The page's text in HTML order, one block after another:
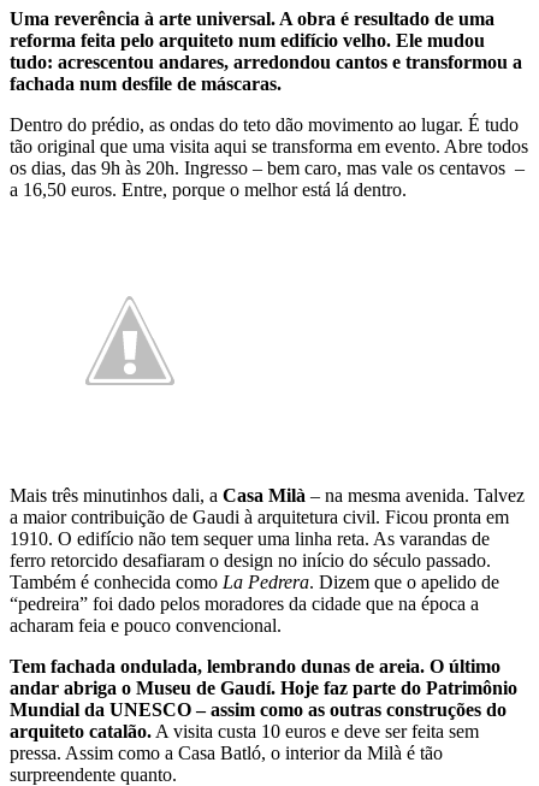
Uma reverência à arte universal. A obra é resultado de uma
reforma feita pelo arquiteto num edifício velho. Ele mudou
tudo: acrescentou andares, arredondou cantos e transformou a
fachada num desfile de máscaras.
Dentro do prédio, as ondas do teto dão movimento ao lugar. É tudo
tão original que uma visita aqui se transforma em evento. Abre todos
os dias, das 9h às 20h. Ingresso – bem caro, mas vale os centavos –
a 16,50 euros. Entre, porque o melhor está lá dentro.
Mais três minutinhos dali, a Casa Milà – na mesma avenida. Talvez
a maior contribuição de Gaudi à arquitetura civil. Ficou pronta em
1910. O edifício não tem sequer uma linha reta. As varandas de
ferro retorcido desafiaram o design no início do século passado.
Também é conhecida como La Pedrera. Dizem que o apelido de
“pedreira” foi dado pelos moradores da cidade que na época a
acharam feia e pouco convencional.
Tem fachada ondulada, lembrando dunas de areia. O último
andar abriga o Museu de Gaudí. Hoje faz parte do Patrimônio
Mundial da UNESCO – assim como as outras construções do
arquiteto catalão. A visita custa 10 euros e deve ser feita sem
pressa. Assim como a Casa Batló, o interior da Milà é tão
surpreendente quanto.